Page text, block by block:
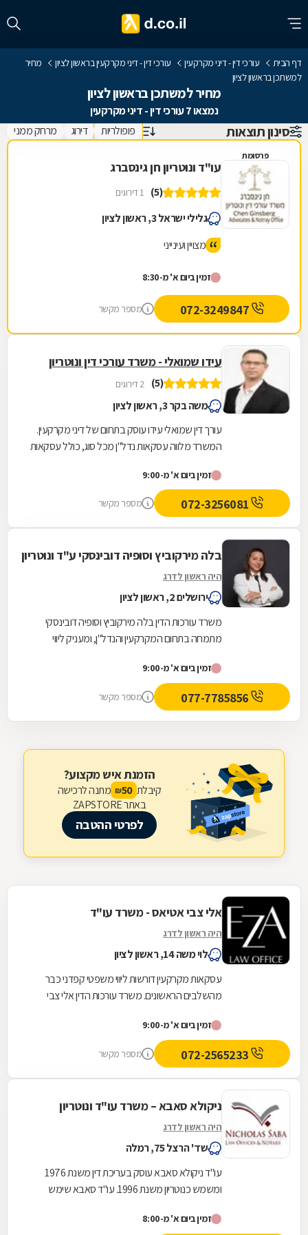
דף הבית עורכי דין - דיני מקרקעין עורכי דין - דיני מקרקעין בראשון לציון
מחיר
למשתכן בראשון לציון
מחיר למשתכן בראשון לציון
נמצאו 7 עורכי דין - דיני מקרקעין
סינון תוצאות פופולריות דירוג מרחק ממני
פרסומת
עו"ד ונוטריון חן גינסברג
(5) 1 דירוגים
גלילי ישראל 3, ראשון לציון
מצויין ועינייני
זמין ביום א' מ-8:30
מספר מקשר
עידו שמואלי - משרד עורכי דין ונוטריון
(5) 2 דירוגים
משה בקר 3, ראשון לציון
עורך דין שמואלי עידו עוסק בתחום של דיני מקרקעין.
המשרד מלווה עסקאות נדל"ן מכל סוג, כולל עסקאות
זמין ביום א' מ-9:00
מספר מקשר
בלה מירקוביץ וסופיה דובינסקי ע"ד ונוטריון
היה ראשון לדרג
ירושלים 2, ראשון לציון
משרד עורכות הדין בלה מירקוביץ וסופיה דובינסקי
מתמחה בתחום המקרקעין והנדל"ן, ומעניק ליווי
בכל...זמין ביום א' מ-9:00
מספר מקשר
הזמנת איש מקצוע?
קיבלת 50
₪ מתנה לרכישה
באתר ZAPSTORE
לפרטי ההטבה
אלי צבי אטיאס - משרד עו"ד
היה ראשון לדרג
לוי משה 14, ראשון לציון
עסקאות מקרקעין דורשות ליווי משפטי קפדני כבר
מהשלבים הראשונים. משרד עורכות הדין אלי צבי
לרבות...
זמין ביום א' מ-9:00
מספר מקשר
ניקולא סאבא – משרד עו"ד ונוטריון
היה ראשון לדרג
שד' הרצל 75, רמלה
עו"ד ניקולא סאבא עוסק בעריכת דין משנת 1976
ומשמש כנוטריון משנת 1996. עו"ד סאבא שימש
במשך 4...
זמין ביום א' מ-8:00